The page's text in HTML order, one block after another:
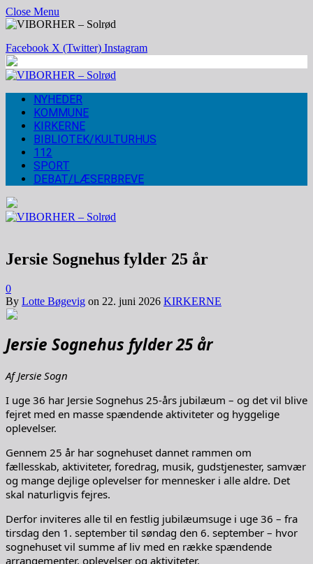
Close Menu
Facebook X (Twitter) Instagram
NYHEDER
KOMMUNE
KIRKERNE
BIBLIOTEK/KULTURHUS
112
SPORT
DEBAT/LÆSERBREVE
Jersie Sognehus fylder 25 år
0
By Lotte Bøgevig on 22. juni 2026 KIRKERNE
Jersie Sognehus fylder 25 år
Af Jersie Sogn
I uge 36 har Jersie Sognehus 25-års jubilæum – og det vil blive
fejret med en masse spændende aktiviteter og hyggelige
oplevelser.
Gennem 25 år har sognehuset dannet rammen om
fællesskab, aktiviteter, foredrag, musik, gudstjenester, samvær
og mange dejlige oplevelser for mennesker i alle aldre. Det
skal naturligvis fejres.
Derfor inviteres alle til en festlig jubilæumsuge i uge 36 – fra
tirsdag den 1. september til søndag den 6. september – hvor
sognehuset vil summe af liv med en række spændende
arrangementer, oplevelser og aktiviteter.